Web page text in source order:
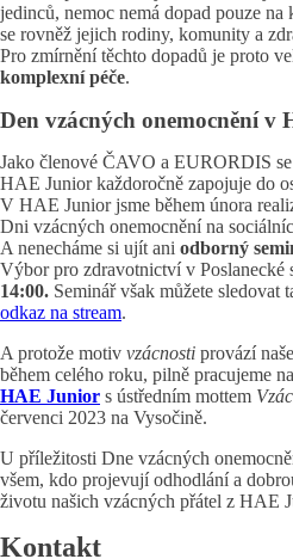
jedinců, nemoc nemá dopad pouze
se rovněž jejich rodiny, komunity a
Pro zmírnění těchto dopadů je proto
komplexní péče.
Den vzácných onemocnění v
Jako členové ČAVO a EURORDIS se
HAE Junior každoročně zapojuje do
V HAE Junior jsme během února
Dni vzácných onemocnění na
A nenecháme si ujít ani odborný
Výbor pro zdravotnictví v Poslanecké
14:00. Seminář však můžete sledovat
odkaz na stream.
A protože motiv vzácnosti provází
během celého roku, pilně pracujeme
HAE Junior s ústředním mottem
červenci 2023 na Vysočině.
U příležitosti Dne vzácných
všem, kdo projevují odhodlání a
životu našich vzácných přátel z HAE
Kontakt